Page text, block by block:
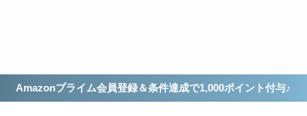
Amazonプライム会員登録＆条件達成で1,000ポイント付与♪